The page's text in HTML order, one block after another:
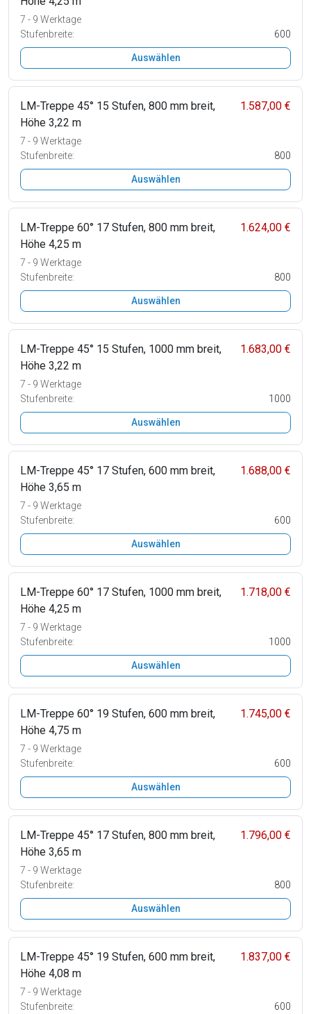
7 - 9 Werktage
Stufenbreite:
600
Auswählen
LM-Treppe 45° 15 Stufen, 800 mm breit,
Höhe 3,22 m
1.587,00 €
7 - 9 Werktage
Stufenbreite:
800
Auswählen
LM-Treppe 60° 17 Stufen, 800 mm breit,
Höhe 4,25 m
1.624,00 €
7 - 9 Werktage
Stufenbreite:
800
Auswählen
LM-Treppe 45° 15 Stufen, 1000 mm breit,
Höhe 3,22 m
1.683,00 €
7 - 9 Werktage
Stufenbreite:
1000
Auswählen
LM-Treppe 45° 17 Stufen, 600 mm breit,
Höhe 3,65 m
1.688,00 €
7 - 9 Werktage
Stufenbreite:
600
Auswählen
LM-Treppe 60° 17 Stufen, 1000 mm breit,
Höhe 4,25 m
1.718,00 €
7 - 9 Werktage
Stufenbreite:
1000
Auswählen
LM-Treppe 60° 19 Stufen, 600 mm breit,
Höhe 4,75 m
1.745,00 €
7 - 9 Werktage
Stufenbreite:
600
Auswählen
LM-Treppe 45° 17 Stufen, 800 mm breit,
Höhe 3,65 m
1.796,00 €
7 - 9 Werktage
Stufenbreite:
800
Auswählen
LM-Treppe 45° 19 Stufen, 600 mm breit,
Höhe 4,08 m
1.837,00 €
7 - 9 Werktage
Stufenbreite:
600